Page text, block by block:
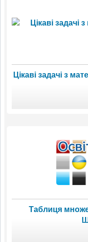
Цікаві задачі з
Таблиця